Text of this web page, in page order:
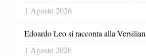
1 Agosto 2026
Edoardo Leo si racconta alla
1 Agosto 2026